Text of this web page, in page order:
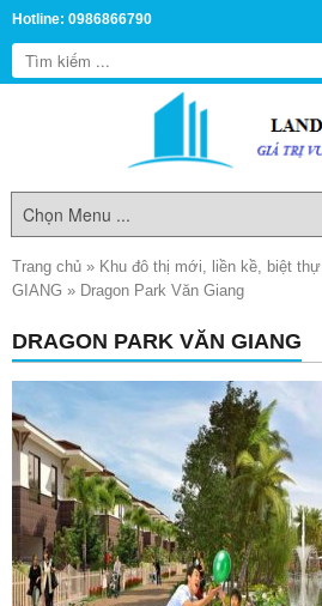
Hotline: 0986866790
Trang chủ » Khu đô thị mới, liền kề, biệt thự
GIANG » Dragon Park Văn Giang
DRAGON PARK VĂN GIANG